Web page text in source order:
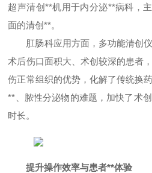
超声清创**机用于内分泌**病科，
面的清创**。
肛肠科应用方面，多功能清创
术后伤口面积大、术创较深的患者
伤正常组织的优势，化解了传统换
**、脓性分泌物的难题，加快了术
时长。
提升操作效率与患者**体验